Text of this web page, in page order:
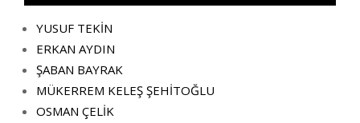
YUSUF TEKİN
ERKAN AYDIN
ŞABAN BAYRAK
MÜKERREM KELEŞ ŞEHİTOĞLU
OSMAN ÇELİK